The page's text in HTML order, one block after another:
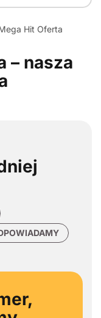
Hit Oferta
– nasza